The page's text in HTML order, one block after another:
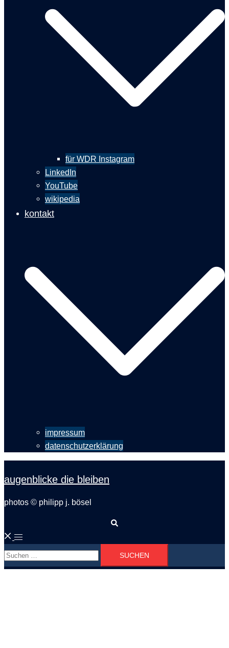
für WDR Instagram
LinkedIn
YouTube
wikipedia
kontakt
impressum
datenschutzerklärung
augenblicke die bleiben
photos © philipp j. bösel
Menü
umschalten
Suchen
nach: